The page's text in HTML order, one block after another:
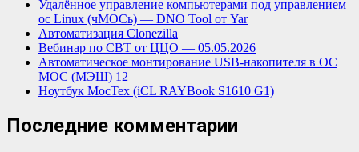
Удалённое управление компьютерами под управлением
ос Linux (чМОСь) — DNO Tool от Yar
Автоматизация Clonezilla
Вебинар по СВТ от ЦЦО — 05.05.2026
Автоматическое монтирование USB-накопителя в ОС
МОС (МЭШ) 12
Ноутбук МосТех (iCL RAYBook S1610 G1)
Последние комментарии